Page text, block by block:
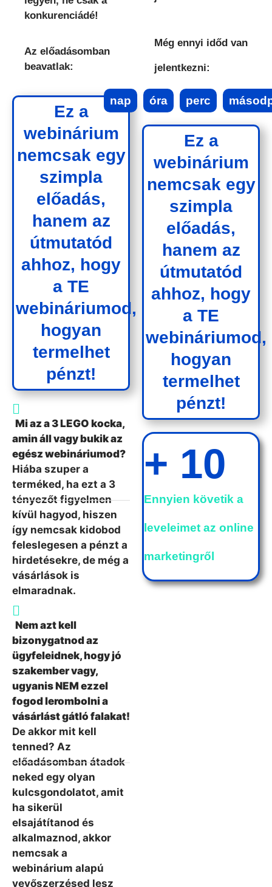
konkurenciádé!
Az előadásomban
beavatlak:
Ez a
webinárium
nemcsak egy
szimpla
előadás,
hanem az
útmutatód
ahhoz, hogy
a TE
webináriumod,
hogyan
termelhet
pénzt!
Mi az a 3 LEGO kocka,
amin áll vagy bukik az
egész webináriumod?
Hiába szuper a
terméked, ha ezt a 3
tényezőt figyelmen
kívül hagyod, hiszen
így nemcsak kidobod
feleslegesen a pénzt a
hirdetésekre, de még a
vásárlások is
elmaradnak.
Nem azt kell
bizonygatnod az
ügyfeleidnek, hogy jó
szakember vagy,
ugyanis NEM ezzel
fogod lerombolni a
vásárlást gátló falakat!
De akkor mit kell
tenned? Az
előadásomban átadok
neked egy olyan
kulcsgondolatot, amit
ha sikerül
elsajátítanod és
alkalmaznod, akkor
nemcsak a
webinárium alapú
vevőszerzésed lesz
Még ennyi időd van
jelentkezni:
nap óra perc
Ez a
webinárium
nemcsak egy
szimpla
előadás,
hanem az
útmutatód
ahhoz, hogy
a TE
webináriumod,
hogyan
termelhet
pénzt!
Ennyien követik a
leveleimet az online
marketingről
+ 10